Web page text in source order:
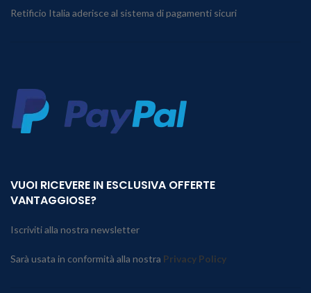
Retificio Italia aderisce al sistema di pagamenti sicuri
VUOI RICEVERE IN ESCLUSIVA OFFERTE
VANTAGGIOSE?
Iscriviti alla nostra newsletter
Sarà usata in conformità alla nostra Privacy Policy